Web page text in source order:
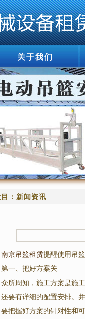
关于我们
： 新闻资讯
南京吊篮租赁提醒使用吊
第一、把好方案关
众所周知，施工方案是施
还要有详细的配置安排。
要把握好方案的针对性和